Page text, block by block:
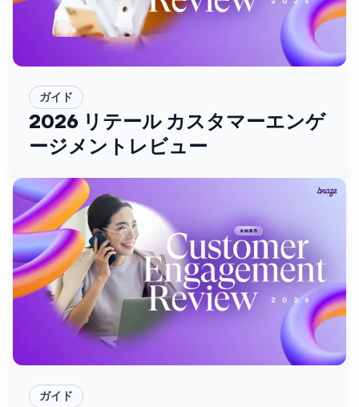
ガイド
2026 リテール カスタマーエンゲ
ージメントレビュー
ガイド